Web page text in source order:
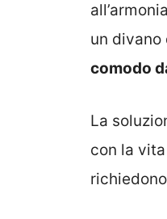
un divano
comodo
La
con la